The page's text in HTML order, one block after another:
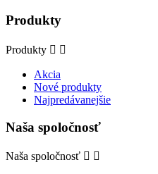
Produkty
Produkty  
Akcia
Nové produkty
Najpredávanejšie
Naša spoločnosť
Naša spoločnosť  